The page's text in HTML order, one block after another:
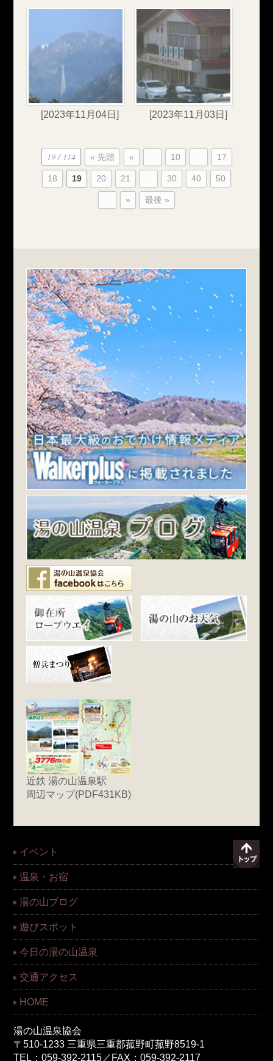
[2023年11月04日] [2023年11月03日]
19 / 114 « 先頭 « 10 17
18 19 20 21 30 40 50
» 最後 »
近鉄 湯の山温泉駅
周辺マップ(PDF431KB)
イベント
温泉・お宿
湯の山ブログ
遊びスポット
今日の湯の山温泉
交通アクセス
HOME
湯の山温泉協会
〒510-1233 三重県三重郡菰野町菰野8519-1
TEL：059-392-2115／FAX：059-392-2117